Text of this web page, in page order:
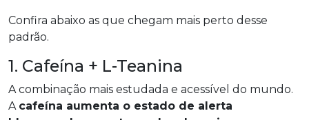
Confira abaixo as que chegam mais perto desse
padrão.
1. Cafeína + L-Teanina
A combinação mais estudada e acessível do mundo.
A cafeína aumenta o estado de alerta